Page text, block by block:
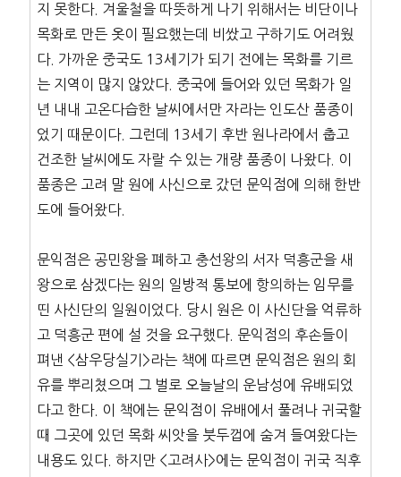
지 못한다. 겨울철을 따뜻하게 나기 위해서는 비단이나
목화로 만든 옷이 필요했는데 비쌌고 구하기도 어려웠
다. 가까운 중국도 13세기가 되기 전에는 목화를 기르
는 지역이 많지 않았다. 중국에 들어와 있던 목화가 일
년 내내 고온다습한 날씨에서만 자라는 인도산 품종이
었기 때문이다. 그런데 13세기 후반 원나라에서 춥고
건조한 날씨에도 자랄 수 있는 개량 품종이 나왔다. 이
품종은 고려 말 원에 사신으로 갔던 문익점에 의해 한반
도에 들어왔다.
문익점은 공민왕을 폐하고 충선왕의 서자 덕흥군을 새
왕으로 삼겠다는 원의 일방적 통보에 항의하는 임무를
띤 사신단의 일원이었다. 당시 원은 이 사신단을 억류하
고 덕흥군 편에 설 것을 요구했다. 문익점의 후손들이
펴낸 <삼우당실기>라는 책에 따르면 문익점은 원의 회
유를 뿌리쳤으며 그 벌로 오늘날의 운남성에 유배되었
다고 한다. 이 책에는 문익점이 유배에서 풀려나 귀국할
때 그곳에 있던 목화 씨앗을 붓두껍에 숨겨 들여왔다는
내용도 있다. 하지만 <고려사>에는 문익점이 귀국 직후